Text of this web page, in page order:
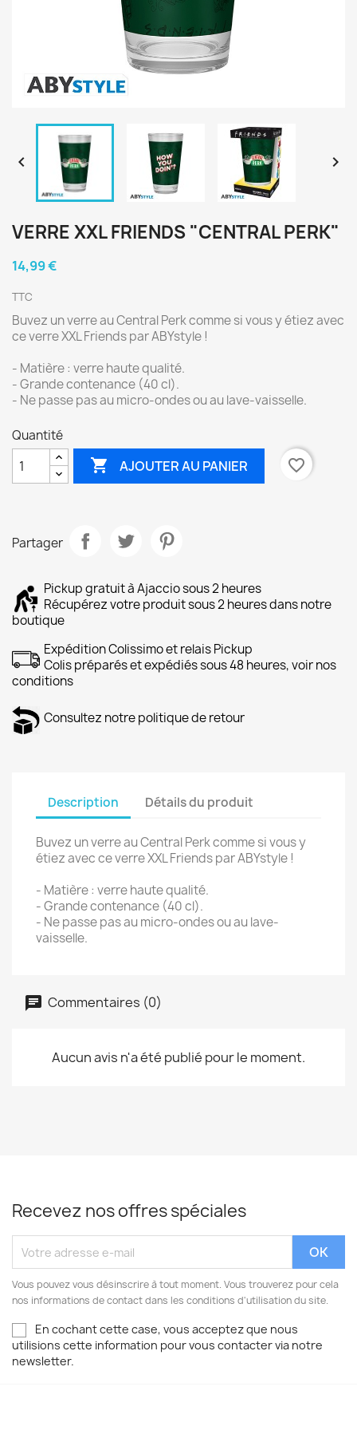
 
VERRE XXL FRIENDS "CENTRAL PERK"
14,99 €
TTC
Buvez un verre au Central Perk comme si vous y étiez avec
ce verre XXL Friends par ABYstyle !
- Matière : verre haute qualité.
- Grande contenance (40 cl).
- Ne passe pas au micro-ondes ou au lave-vaisselle.
Quantité
 AJOUTER AU PANIER favorite_border
Partager
Pickup gratuit à Ajaccio sous 2 heures
Récupérez votre produit sous 2 heures dans notre
boutique
Expédition Colissimo et relais Pickup
Colis préparés et expédiés sous 48 heures, voir nos
conditions
Consultez notre politique de retour
Description Détails du produit
Buvez un verre au Central Perk comme si vous y
étiez avec ce verre XXL Friends par ABYstyle !
- Matière : verre haute qualité.
- Grande contenance (40 cl).
- Ne passe pas au micro-ondes ou au lave-
vaisselle.
Commentaires (0)
Aucun avis n'a été publié pour le moment.
Recevez nos offres spéciales
Vous pouvez vous désinscrire à tout moment. Vous trouverez pour cela
nos informations de contact dans les conditions d'utilisation du site.
En cochant cette case, vous acceptez que nous
utilisions cette information pour vous contacter via notre
newsletter.